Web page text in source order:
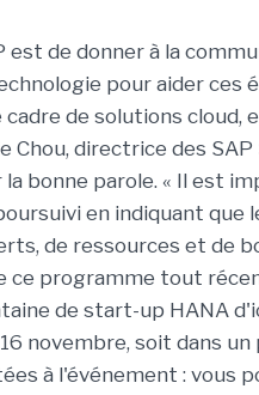
est de donner à la
pour aider ces
cadre de solutions
Chou, directrice des
bonne parole. « Il est
en indiquant que
de ressources et de
ce programme tout
de start-up HANA
novembre, soit dans
à l'événement : vous